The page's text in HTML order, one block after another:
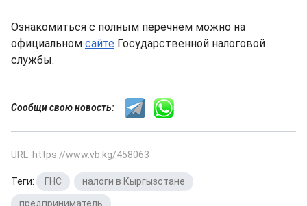
Ознакомиться с полным перечнем можно на
официальном сайте Государственной налоговой
службы.
Сообщи свою новость:
URL: https://www.vb.kg/458063
Теги: ГНС налоги в Кыргызстане
предприниматель